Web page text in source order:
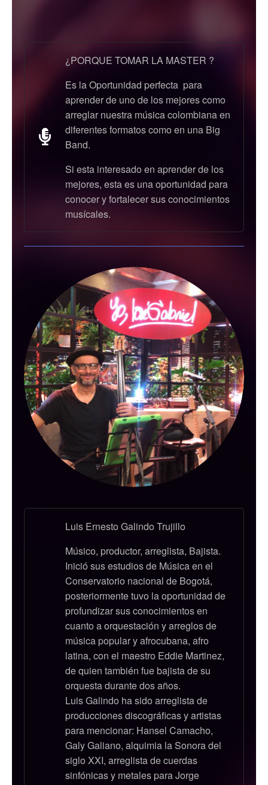
¿PORQUE TOMAR LA MASTER ?
Es la Oportunidad perfecta para
aprender de uno de los mejores como
arreglar nuestra música colombiana en
diferentes formatos como en una Big
Band.
Si esta interesado en aprender de los
mejores, esta es una oportunidad para
conocer y fortalecer sus conocimientos
musícales.
Luis Ernesto Galindo Trujillo
Músico, productor, arreglista, Bajista.
Inició sus estudios de Música en el
Conservatorio nacional de Bogotá,
posteriormente tuvo la oportunidad de
profundizar sus conocimientos en
cuanto a orquestación y arreglos de
música popular y afrocubana, afro
latina, con el maestro Eddie Martinez,
de quien también fue bajista de su
orquesta durante dos años.
Luis Galindo ha sido arreglista de
producciones discográficas y artistas
para mencionar: Hansel Camacho,
Galy Galiano, alquimia la Sonora del
siglo XXI, arreglista de cuerdas
sinfónicas y metales para Jorge